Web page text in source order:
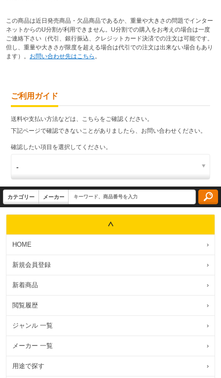
この商品は近日発売商品・欠品商品であるか、重量や大きさの問題でインター
ネットからのU分割が利用できません。U分割での購入をお考えの場合は一度
ご連絡下さい（代引、銀行振込、クレジットカード決済での注文は可能です。
但し、重量や大きさが限度を超える場合は代引での注文は出来ない場合もあり
ます）。 お問い合わせ先はこちら 。
ご利用ガイド
送料や支払い方法などは、こちらをご確認ください。
下記ページで確認できないことがありましたら、お問い合わせください。
確認したい項目を選択してください。
HOME ›
新規会員登録 ›
新着商品 ›
閲覧履歴 ›
ジャンル 一覧 ›
メーカー 一覧 ›
用途で探す ›